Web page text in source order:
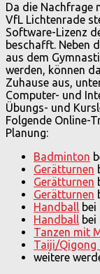
Da die Nachfrage
VfL Lichtenrade
Software-Lizenz
beschafft. Neben
aus dem
werden, können
Zuhause aus,
Computer- und
Übungs- und
Folgende Online-
Planung:
Badminton
Gerätturnen
Gerätturnen
Gerätturnen
Handball bei
Handball
Tanzen mit
Taiji/Qigong
weitere